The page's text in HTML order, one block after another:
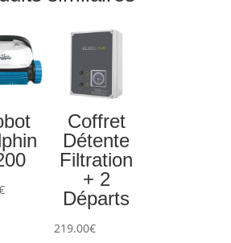
Coffret
Détente
Filtration
+ 2
Départs
219.00€